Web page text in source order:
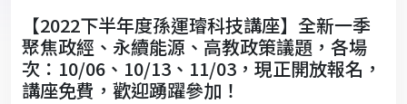
【2022下半年度孫運璿科技講座】全新一季
聚焦政經、永續能源、高教政策議題，各場
次：10/06、10/13、11/03，現正開放報名，
講座免費，歡迎踴躍參加！